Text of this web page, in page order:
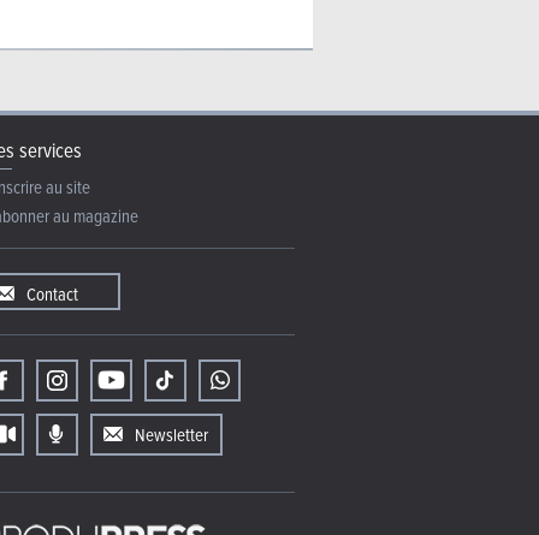
services
au site
au magazine
Contact
Newsletter